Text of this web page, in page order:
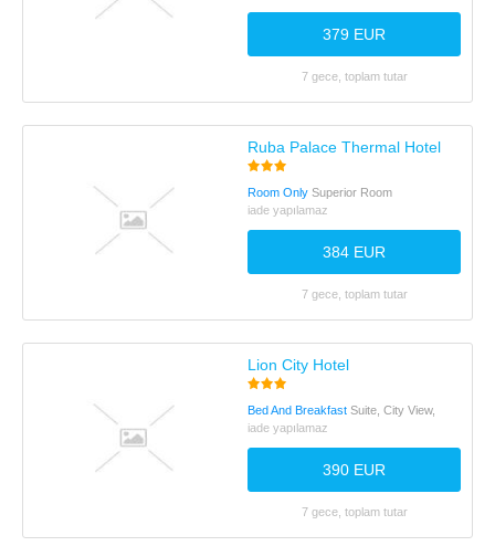
379 EUR
7 gece, toplam tutar
Ruba Palace Thermal Hotel
Room Only Superior Room
iade yapılamaz
384 EUR
7 gece, toplam tutar
Lion City Hotel
Bed And Breakfast Suite, City View,
iade yapılamaz
390 EUR
7 gece, toplam tutar